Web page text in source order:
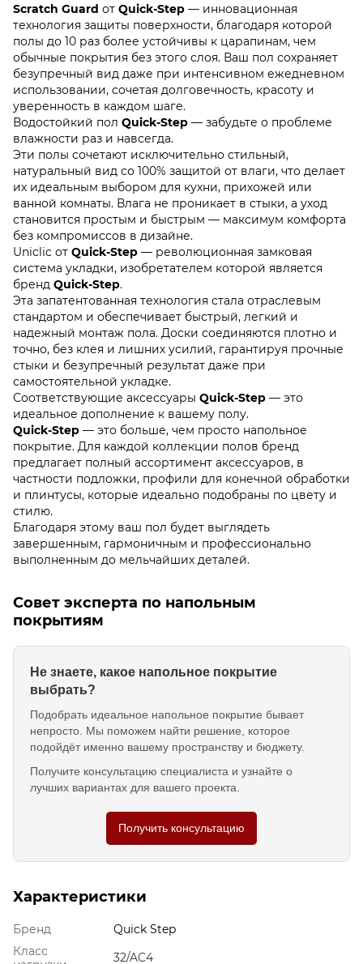
Scratch Guard от Quick-Step — инновационная
технология защиты поверхности, благодаря которой
полы до 10 раз более устойчивы к царапинам, чем
обычные покрытия без этого слоя. Ваш пол сохраняет
безупречный вид даже при интенсивном ежедневном
использовании, сочетая долговечность, красоту и
уверенность в каждом шаге.
Водостойкий пол Quick-Step — забудьте о проблеме
влажности раз и навсегда.
Эти полы сочетают исключительно стильный,
натуральный вид со 100% защитой от влаги, что делает
их идеальным выбором для кухни, прихожей или
ванной комнаты. Влага не проникает в стыки, а уход
становится простым и быстрым — максимум комфорта
без компромиссов в дизайне.
Uniclic от Quick-Step — революционная замковая
система укладки, изобретателем которой является
бренд Quick-Step.
Эта запатентованная технология стала отраслевым
стандартом и обеспечивает быстрый, легкий и
надежный монтаж пола. Доски соединяются плотно и
точно, без клея и лишних усилий, гарантируя прочные
стыки и безупречный результат даже при
самостоятельной укладке.
Соответствующие аксессуары Quick-Step — это
идеальное дополнение к вашему полу.
Quick-Step — это больше, чем просто напольное
покрытие. Для каждой коллекции полов бренд
предлагает полный ассортимент аксессуаров, в
частности подложки, профили для конечной обработки
и плинтусы, которые идеально подобраны по цвету и
стилю.
Благодаря этому ваш пол будет выглядеть
завершенным, гармоничным и профессионально
выполненным до мельчайших деталей.
Совет эксперта по напольным
покрытиям
Не знаете, какое напольное покрытие
выбрать?
Подобрать идеальное напольное покрытие бывает
непросто. Мы поможем найти решение, которое
подойдёт именно вашему пространству и бюджету.
Получите консультацию специалиста и узнайте о
лучших вариантах для вашего проекта.
Получить консультацию
Характеристики
Бренд
Quick Step
Класс
32/AC4